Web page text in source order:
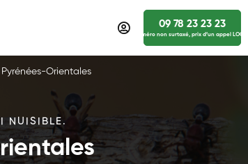
09 78 23 23 23
numéro non surtaxé, prix d’un appel
Orientales
NUISIBLE.